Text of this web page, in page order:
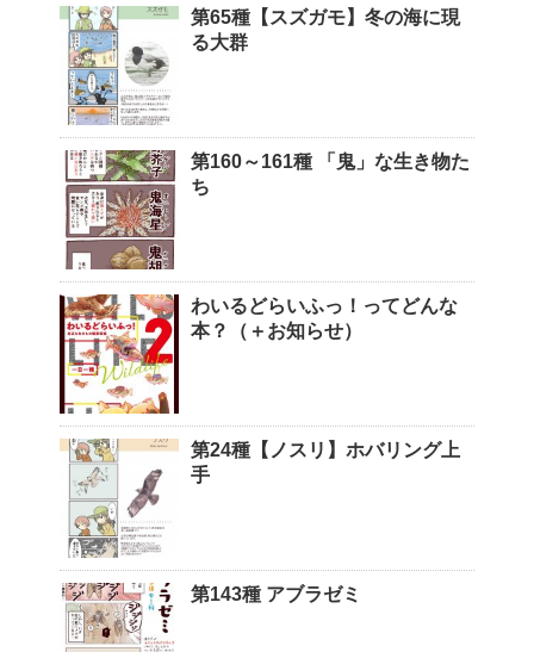
第65種【スズガモ】冬の海に現
る大群
第160～161種 「鬼」な生き物た
ち
わいるどらいふっ！ってどんな
本？（＋お知らせ）
第24種【ノスリ】ホバリング上
手
第143種 アブラゼミ